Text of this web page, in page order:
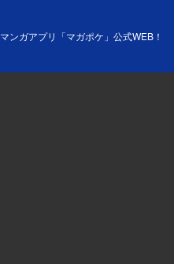
マンガアプリ「マガポケ」公式WEB！